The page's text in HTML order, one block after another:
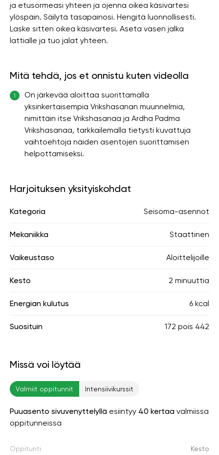
ja etusormeasi yhteen ja ojenna oikea käsivartesi
ylöspäin. Säilytä tasapainosi. Hengitä luonnollisesti.
Laske sitten oikea käsivartesi. Aseta vasen jalka
lattialle ja tuo jalat yhteen.
Mitä tehdä, jos et onnistu kuten videolla
1
On järkevää aloittaa suorittamalla
yksinkertaisempia Vrikshasanan muunnelmia,
nimittäin itse Vrikshasanaa ja Ardha Padma
Vrikshasanaa, tarkkailemalla tietysti kuvattuja
vaihtoehtoja näiden asentojen suorittamisen
helpottamiseksi.
Harjoituksen yksityiskohdat
Kategoria Seisoma-asennot
Mekaniikka Staattinen
Vaikeustaso Aloittelijoille
Kesto 2 minuuttia
Energian kulutus 6 kcal
Suosituin 172 pois 442
Missä voi löytää
Valmiit oppitunnit Intensiivikurssit
Puuasento sivuvenyttelyllä esiintyy 40 kertaa valmiissa
oppitunneissa
Oppitunti Kesto